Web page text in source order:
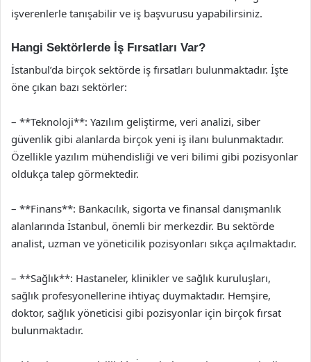
işverenlerle tanışabilir ve iş başvurusu yapabilirsiniz.
Hangi Sektörlerde İş Fırsatları Var?
İstanbul’da birçok sektörde iş fırsatları bulunmaktadır. İşte
öne çıkan bazı sektörler:
– **Teknoloji**: Yazılım geliştirme, veri analizi, siber
güvenlik gibi alanlarda birçok yeni iş ilanı bulunmaktadır.
Özellikle yazılım mühendisliği ve veri bilimi gibi pozisyonlar
oldukça talep görmektedir.
– **Finans**: Bankacılık, sigorta ve finansal danışmanlık
alanlarında İstanbul, önemli bir merkezdir. Bu sektörde
analist, uzman ve yöneticilik pozisyonları sıkça açılmaktadır.
– **Sağlık**: Hastaneler, klinikler ve sağlık kuruluşları,
sağlık profesyonellerine ihtiyaç duymaktadır. Hemşire,
doktor, sağlık yöneticisi gibi pozisyonlar için birçok fırsat
bulunmaktadır.